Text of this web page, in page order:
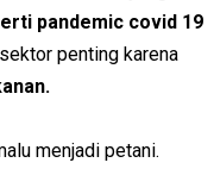
pandemic covid 19
penting karena
menjadi petani.